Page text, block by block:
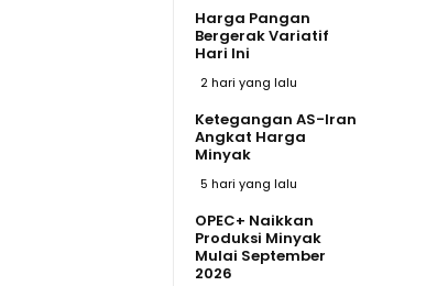
Harga Pangan
Bergerak Variatif
Hari Ini
2 hari yang lalu
Ketegangan AS-Iran
Angkat Harga
Minyak
5 hari yang lalu
OPEC+ Naikkan
Produksi Minyak
Mulai September
2026